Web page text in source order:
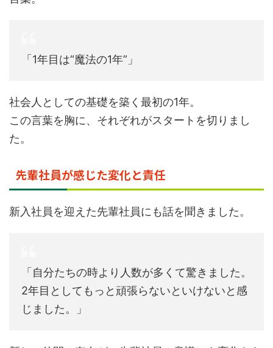
「1年目は“魔法の1年”」
社会人としての基礎を築く最初の1年。
この言葉を胸に、それぞれがスタートを切りまし
た。
先輩社員が感じた変化と責任
新入社員を迎えた先輩社員にも話を聞きました。
「自分たちの時より人数が多くて驚きました。
2年目としてもっと頑張らないといけないと感
じました。」